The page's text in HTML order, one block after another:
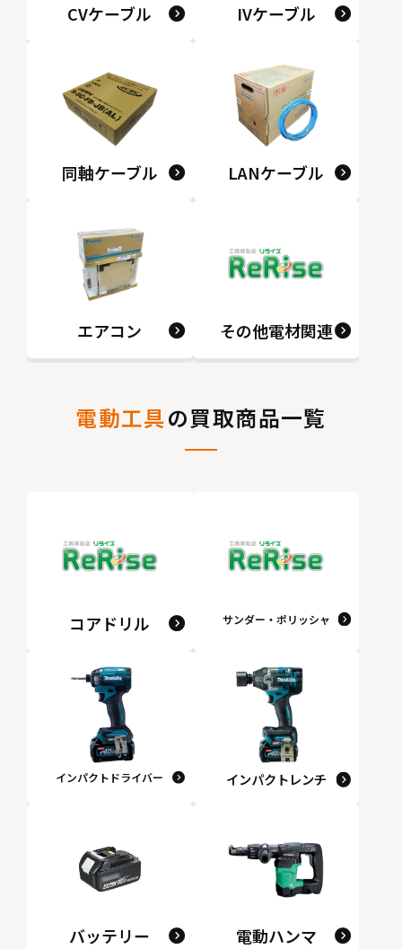
CVケーブル IVケーブル
同軸ケーブル LANケーブル
エアコン その他電材関連
電動工具の買取商品一覧
コアドリル サンダー・ポリッシャ
インパクトドライバー インパクトレンチ
バッテリー 電動ハンマ